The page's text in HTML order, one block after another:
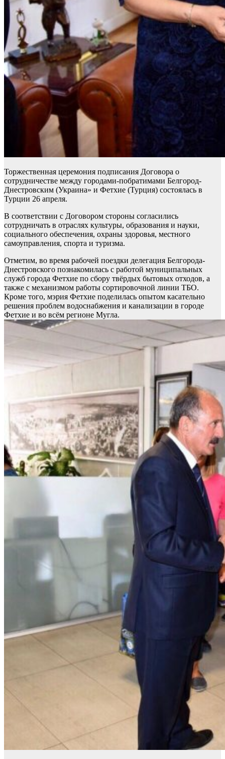
Торжественная церемония подписания Договора о
сотрудничестве между городами-побратимами Белгород-
Днестровским (Украина» и Фетхие (Турция) состоялась в
Турции 26 апреля.
В соответствии с Договором стороны согласились
сотрудничать в отраслях культуры, образования и науки,
социального обеспечения, охраны здоровья, местного
самоуправления, спорта и туризма.
Отметим, во время рабочей поездки делегация Белгорода-
Днестровского познакомилась с работой муниципальных
служб города Фетхие по сбору твёрдых бытовых отходов, а
также с механизмом работы сортировочной линии ТБО.
Кроме того, мэрия Фетхие поделилась опытом касательно
решения проблем водоснабжения и канализации в городе
Фетхие и во всём регионе Мугла.